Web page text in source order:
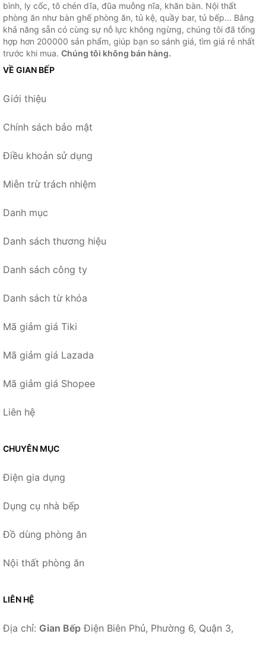
bình, ly cốc, tô chén dĩa, đũa muỗng nĩa, khăn bàn. Nội thất
phòng ăn như bàn ghế phòng ăn, tủ kệ, quầy bar, tủ bếp... Bằng
khả năng sẵn có cùng sự nỗ lực không ngừng, chúng tôi đã tổng
hợp hơn 200000 sản phẩm, giúp bạn so sánh giá, tìm giá rẻ nhất
trước khi mua. Chúng tôi không bán hàng.
VỀ GIAN BẾP
Giới thiệu
Chính sách bảo mật
Điều khoản sử dụng
Miễn trừ trách nhiệm
Danh mục
Danh sách thương hiệu
Danh sách công ty
Danh sách từ khóa
Mã giảm giá Tiki
Mã giảm giá Lazada
Mã giảm giá Shopee
Liên hệ
CHUYÊN MỤC
Điện gia dụng
Dụng cụ nhà bếp
Đồ dùng phòng ăn
Nội thất phòng ăn
LIÊN HỆ
Địa chỉ: Gian Bếp Điện Biên Phủ, Phường 6, Quận 3,